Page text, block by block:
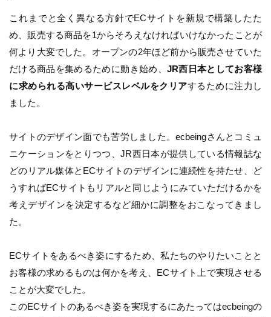
これまでと全く異なる方針でECサイトを新規で構築したた
め、販売する商品を1からそろえなければいけなかったことが
何より大変でした。オープンの2年ほど前から販売させていた
だける商品を集めるために動き始め、 JR西日本としてお客様
に求められる高いサービスレベルをクリアするために注力し
ました。
サイトのデザイン面でも苦労しました。ecbeingさんとコミュ
ニケーションをとりつつ、JR西日本が提供している情報誌な
どのリアル媒体とECサイトのデザインに連続性を持たせ、ど
うすればECサイトもリアルと同じようにみていただけるかを
考えデザインを決定するなど細かに調整をおこなってきまし
た。
ECサイトをあるべき姿にするため、私たちのやりたいことと
お客様の求めるものは何かを考え、ECサイト上で実現させる
ことが大変でした。
このECサイトのあるべき姿を実現するにあたってはecbeingの